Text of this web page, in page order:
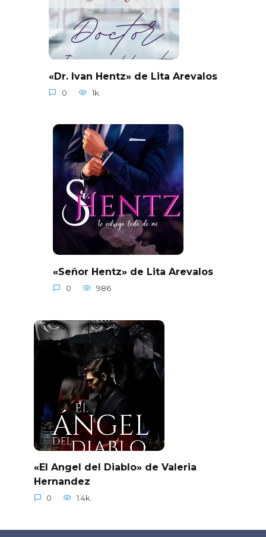
«Dr. Ivan Hentz» de Lita Arevalos
0 1k.
«Señor Hentz» de Lita Arevalos
0 986
«El Angel del Diablo» de Valeria
Hernandez
0 1.4k.